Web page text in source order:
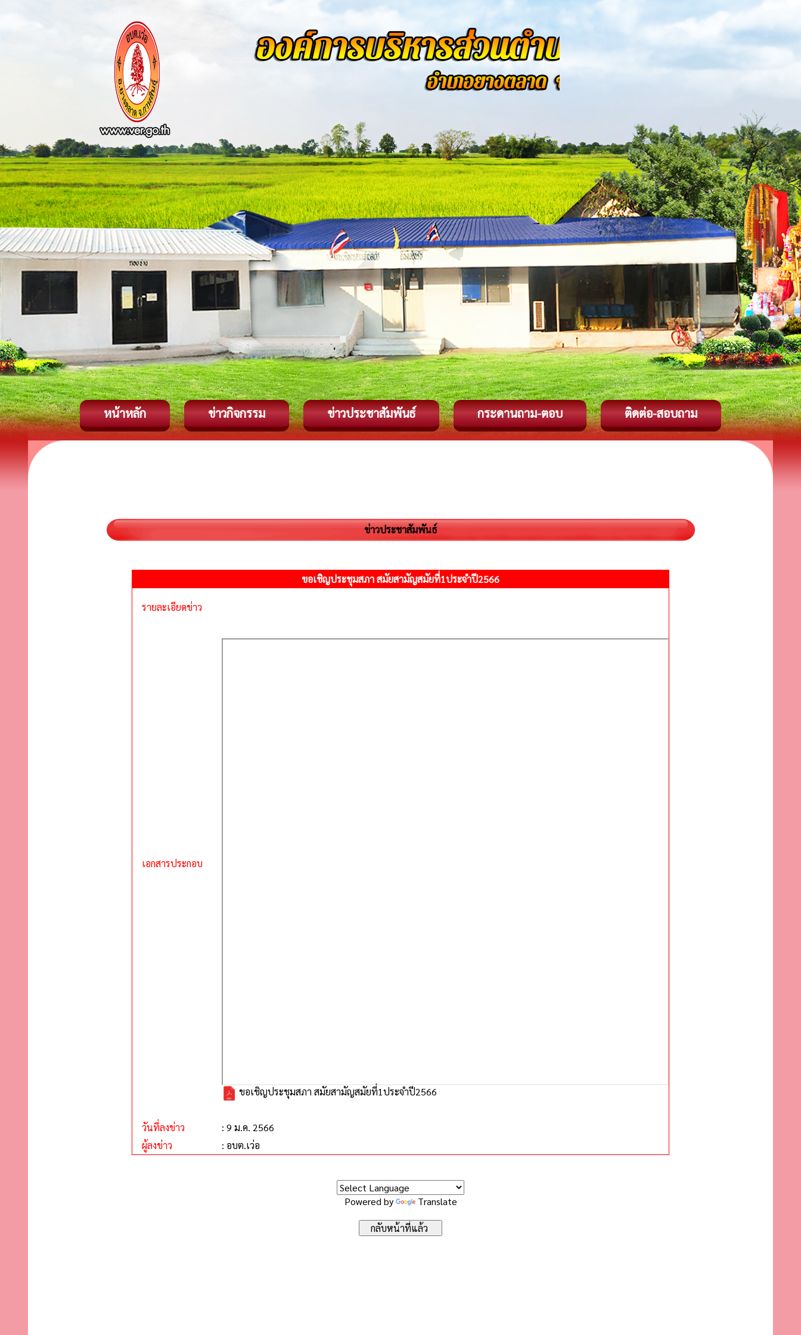
หน้าหลัก ข่าวกิจกรรม ข่าวประชาสัมพันธ์ กระดานถาม-ตอบ ติดต่อ-สอบถาม
ข่าวประชาสัมพันธ์
ขอเชิญประชุมสภา สมัยสามัญสมัยที่1ประจำปี2566
รายละเอียดข่าว
เอกสารประกอบ
ขอเชิญประชุมสภา สมัยสามัญสมัยที่1ประจำปี2566
วันที่ลงข่าว
: 9 ม.ค. 2566
ผู้ลงข่าว
: อบต.เว่อ
Powered by Translate